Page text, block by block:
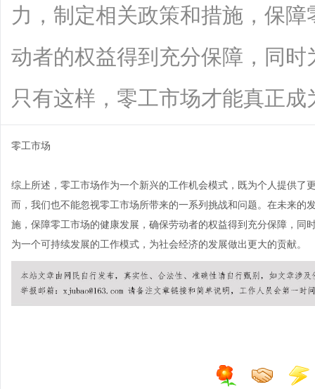
力，制定相关政策和措施，保
动者的权益得到充分保障，同
只有这样，零工市场才能真正
零工市场
综上所述，零工市场作为一个新兴的工作机会模式，既为个人提供了
而，我们也不能忽视零工市场所带来的一系列挑战和问题。在未来的
施，保障零工市场的健康发展，确保劳动者的权益得到充分保障，同
为一个可持续发展的工作模式，为社会经济的发展做出更大的贡献。